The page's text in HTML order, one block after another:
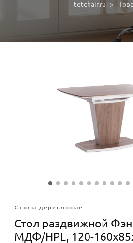
tetchair.ru
Столы деревянные
Стол раздвижной
МДФ/HPL, 120-